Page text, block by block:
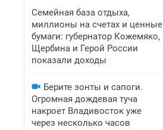
Семейная база отдыха,
миллионы на счетах и ценные
бумаги: губернатор Кожемяко,
Щербина и Герой России
показали доходы
Берите зонты и сапоги.
Огромная дождевая туча
накроет Владивосток уже
через несколько часов